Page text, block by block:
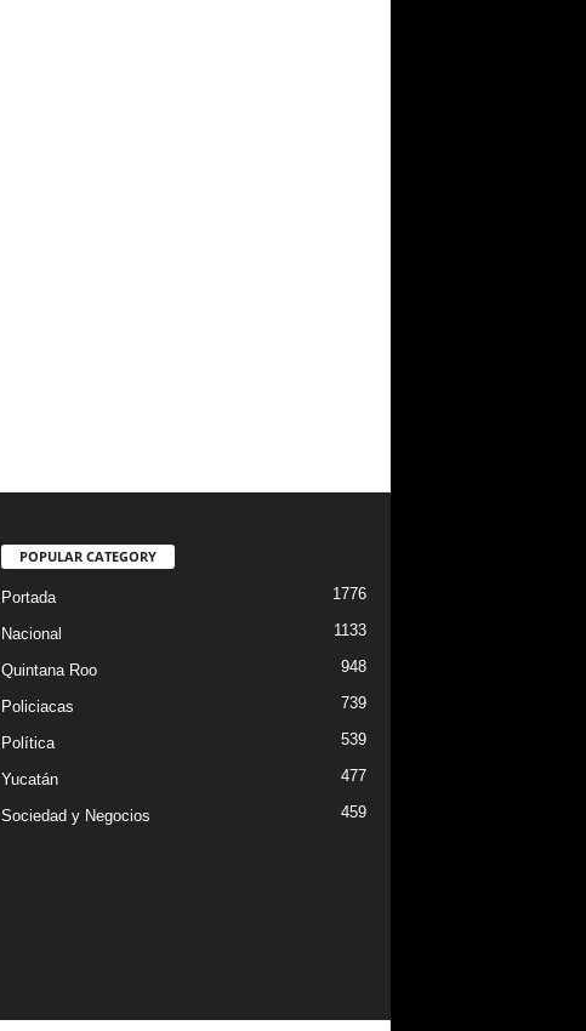
POPULAR CATEGORY
Portada 1776
Nacional 1133
Quintana Roo 948
Policiacas 739
Política 539
Yucatán 477
Sociedad y Negocios 459